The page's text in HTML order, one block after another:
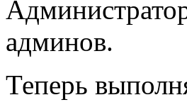
админов.
Теперь